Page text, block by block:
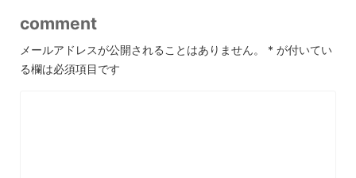
comment
メールアドレスが公開されることはありません。 * が付いてい
る欄は必須項目です